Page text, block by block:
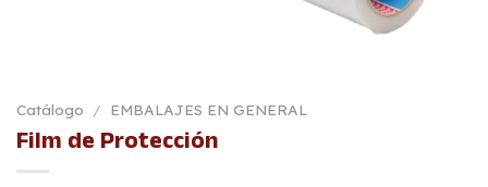
Catálogo / EMBALAJES EN GENERAL
Film de Protección